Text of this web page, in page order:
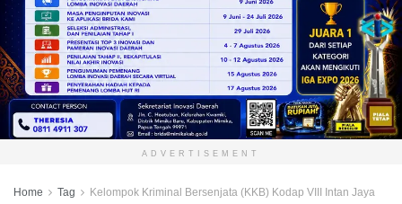
ADVERTISEMENT
Home Tag Kelompok Kriminal Bersenjata (KKB) Kodap VIII Intan Jaya